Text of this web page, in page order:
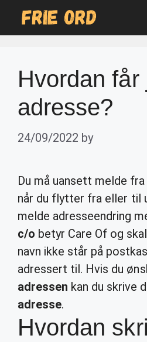
Hvordan får
adresse?
24/09/2022 by
Du må uansett melde
når du flytter fra eller til
melde adresseendring
c/o betyr Care Of og
navn ikke står på
adressert til. Hvis du
adressen kan du skrive
adresse.
Hvordan